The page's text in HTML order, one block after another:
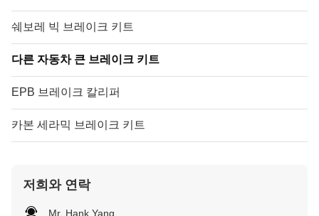
쉐보레 빅 브레이크 키트
다른 자동차 큰 브레이크 키트
EPB 브레이크 칼리퍼
카본 세라믹 브레이크 키트
저희와 연락
Mr. Hank Yang